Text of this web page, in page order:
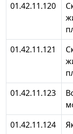
01.42.11.120
01.42.11.121
01.42.11.123
01.42.11.124